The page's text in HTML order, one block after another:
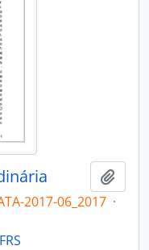
2017-06_2017 ·